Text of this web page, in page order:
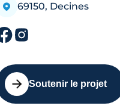
69150, Decines
Soutenir le projet